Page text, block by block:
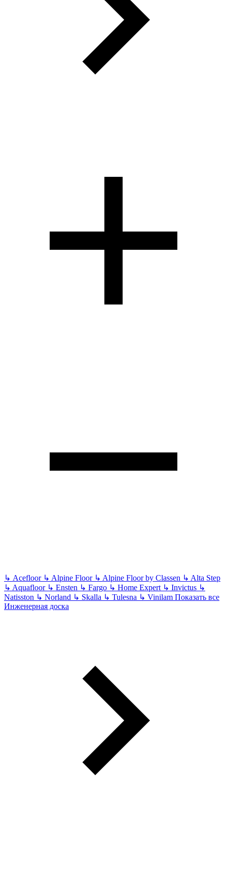
↳ Acefloor ↳ Alpine Floor ↳ Alpine Floor by Classen ↳ Alta Step
↳ Aquafloor ↳ Ensten ↳ Fargo ↳ Home Expert ↳ Invictus ↳
Natisston ↳ Norland ↳ Skalla ↳ Tulesna ↳ Vinilam Показать все
Инженерная доска